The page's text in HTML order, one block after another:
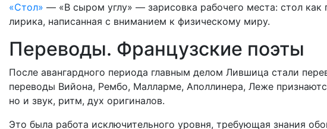
«Стол» — «В сыром углу» — зарисовка рабочего места: стол
лирика, написанная с вниманием к физическому миру.
Переводы. Французские поэты
После авангардного периода главным делом Лившица стали
переводы Вийона, Рембо, Малларме, Аполлинера, Леже
но и звук, ритм, дух оригиналов.
Это была работа исключительного уровня, требующая знания